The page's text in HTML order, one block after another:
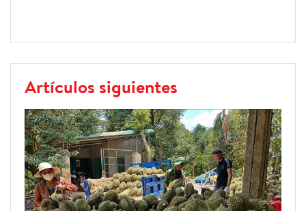
Artículos siguientes